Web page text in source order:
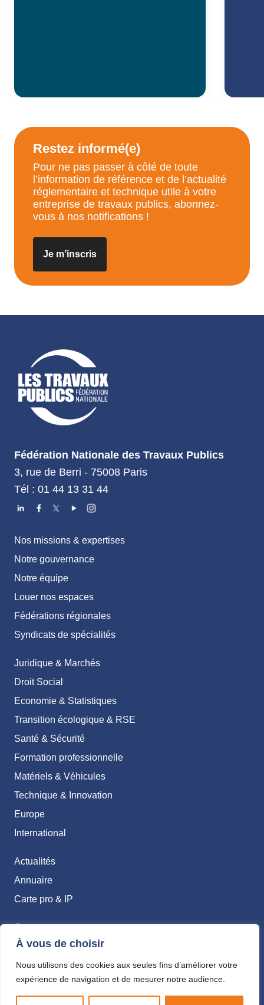
À vous de choisir
Nous utilisons des cookies aux seules fins d’améliorer votre
expérience de navigation et de mesurer notre audience.
Restez informé(e)
Pour ne pas passer à côté de toute
l’information de référence et de l’actualité
réglementaire et technique utile à votre
entreprise de travaux publics, abonnez-
vous à nos notifications !
Je m’inscris
Fédération Nationale des Travaux Publics
3, rue de Berri - 75008 Paris
Tél : 01 44 13 31 44
Nos missions & expertises
Notre gouvernance
Notre équipe
Louer nos espaces
Fédérations régionales
Syndicats de spécialités
Juridique & Marchés
Droit Social
Economie & Statistiques
Transition écologique & RSE
Santé & Sécurité
Formation professionnelle
Matériels & Véhicules
Technique & Innovation
Europe
International
Actualités
Annuaire
Carte pro & IP
Contact
Abonnements
Mentions légales
Politique de confidentialité